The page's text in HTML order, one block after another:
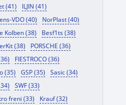
(41)
ILJIN (41)
VDO (40)
NorPlast (40)
Kolben (38)
Besf1ts (38)
(38)
PORSCHE (36)
FIESTROCO (36)
(35)
GSP (35)
Sasic (34)
SWF (33)
freni (33)
Krauf (32)